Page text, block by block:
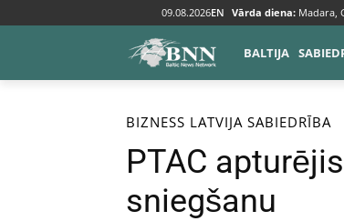
09.08.2026EN Vārda diena: Madara,
BALTIJA
Sākums Bizness
BIZNESS LATVIJA SABIEDRĪBA
PTAC
sniegšanu